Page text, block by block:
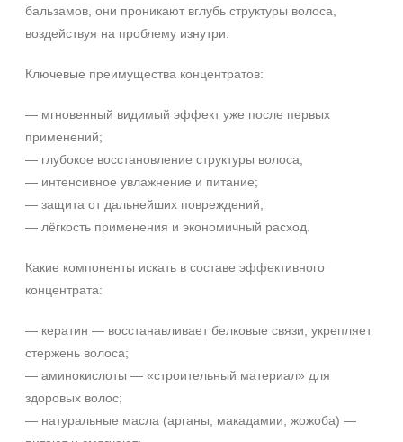
1 флакон
Показать еще
Ингредиенты
Биотин
Гиалуроновая кислота
Показать еще
Время применения
Форма выпуска
Ампула
Флакон
Подборки
Рост волос и алопеция
бальзамов, они проникают вглубь структуры волоса,
воздействуя на проблему изнутри.
Ключевые преимущества концентратов:
— мгновенный видимый эффект уже после первых
применений;
— глубокое восстановление структуры волоса;
— интенсивное увлажнение и питание;
— защита от дальнейших повреждений;
— лёгкость применения и экономичный расход.
Какие компоненты искать в составе эффективного
концентрата:
— кератин — восстанавливает белковые связи, укрепляет
стержень волоса;
— аминокислоты — «строительный материал» для
здоровых волос;
— натуральные масла (арганы, макадамии, жожоба) —
+7 (929) 933-09-89